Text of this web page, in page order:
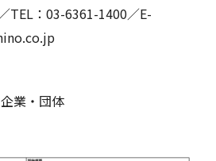
TEL：03-6361-1400／E-
業・団体